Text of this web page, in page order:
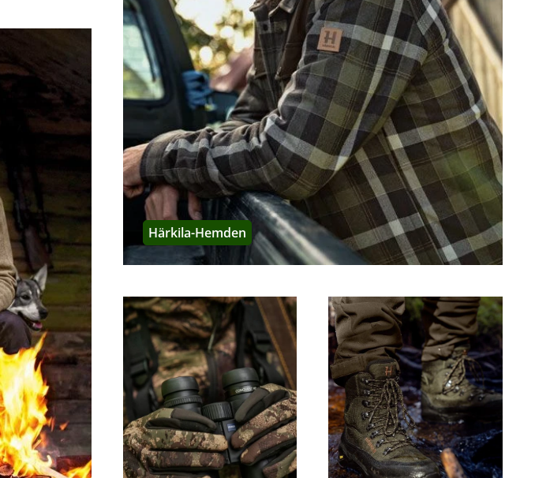
Estlandund Litauen
sind wichtige Produktionsstandorte. Global gesehen,
Vorteile gleichen das aus: Stärkung des europäischen Wirtschaftsraums, einfachere
die ökologische Komponente (kürzere Transportwege der Güter) und größere
der Lieferketten.
rauen nordischen Bedingungen erfordern die Entwicklung durchdachter und hochwertiger
dem Familiensitz in Västre Götaland, Südschweden.
– nicht einschränkt!
an den Jäger, an seine Instinkte. Umso wichtiger ist es, dass er sich auf die
kann. Der schwedischen Traditionsmarke Härkila gelingt eine konsequente
das seit
1976 Premiumbekleidung und Jagdausrüstungbietet. Von Jägern für Jäger.
, Qualität für höchste Ansprüche, maximale Funktionalität für leidenschaftliche Jäger. Und:
Härkila-Hemden